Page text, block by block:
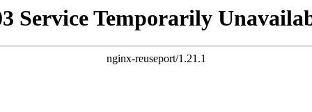
Service Temporarily
nginx-reuseport/1.21.1